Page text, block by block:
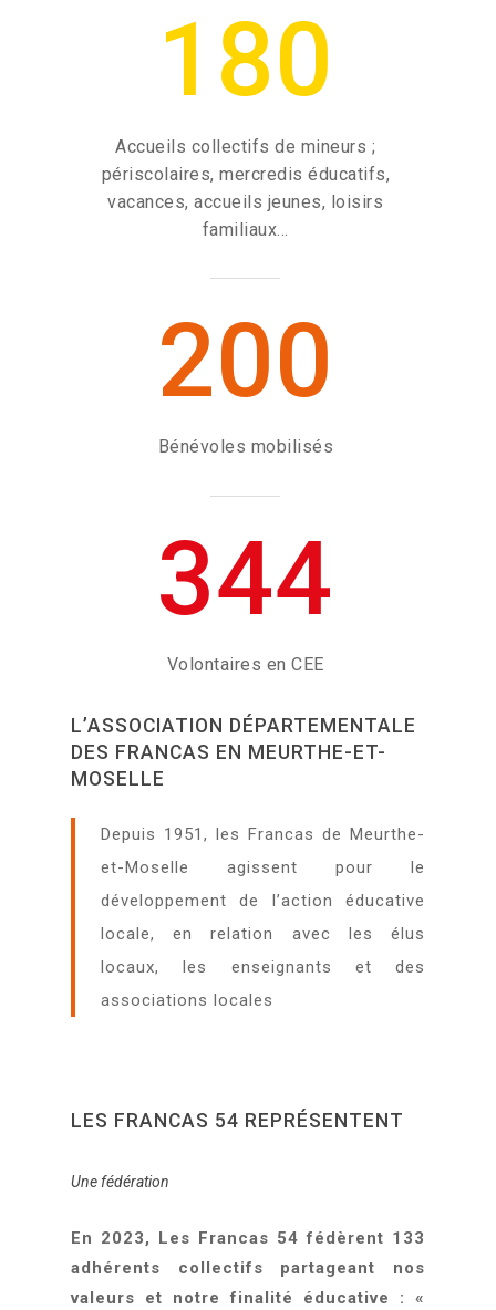
180
Accueils collectifs de mineurs ;
périscolaires, mercredis éducatifs,
vacances, accueils jeunes, loisirs
familiaux...
200
Bénévoles mobilisés
344
Volontaires en CEE
L’ASSOCIATION DÉPARTEMENTALE
DES FRANCAS EN MEURTHE-ET-
MOSELLE
Depuis 1951, les Francas de Meurthe-
et-Moselle agissent pour le
développement de l’action éducative
locale, en relation avec les élus
locaux, les enseignants et des
associations locales
LES FRANCAS 54 REPRÉSENTENT
Une fédération
En 2023, Les Francas 54 fédèrent 133
adhérents collectifs partageant nos
valeurs et notre finalité éducative : «
Anim’ Juniors
Formations
Documents &
Rapports
Contact